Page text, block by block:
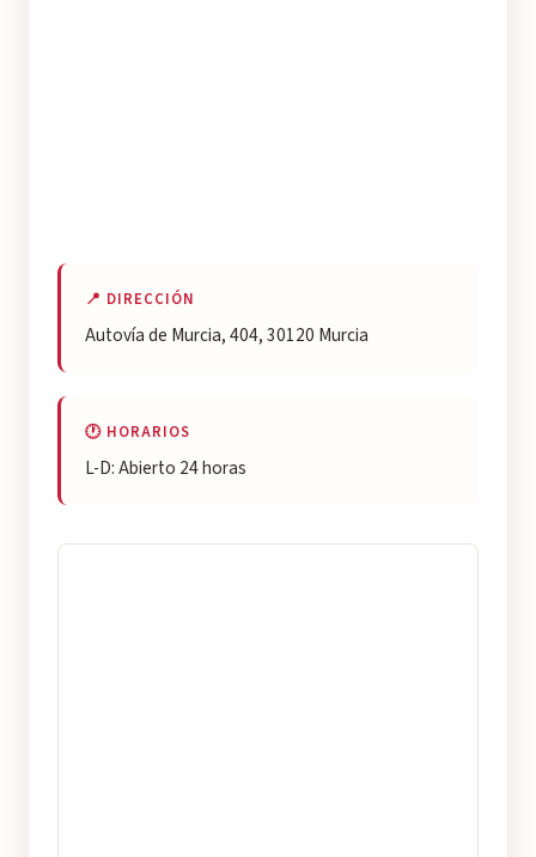
📍 DIRECCIÓN
Autovía de Murcia, 404, 30120 Murcia
🕐 HORARIOS
L-D: Abierto 24 horas